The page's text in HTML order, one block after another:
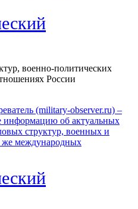
военно-политических
России